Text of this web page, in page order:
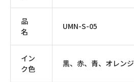
品
名
UMN-S-05
イン
ク色
黒、赤、青、オレンジ